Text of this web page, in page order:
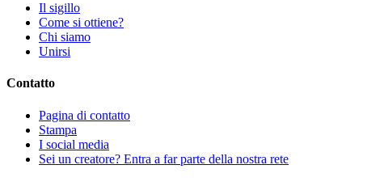
Il sigillo
Come si ottiene?
Chi siamo
Unirsi
Contatto
Pagina di contatto
Stampa
I social media
Sei un creatore? Entra a far parte della nostra rete